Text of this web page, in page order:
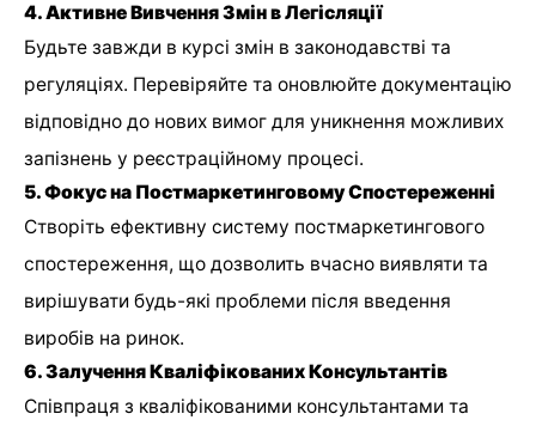
4. Активне Вивчення Змін в Легісляції
Будьте завжди в курсі змін в законодавстві та
регуляціях. Перевіряйте та оновлюйте документацію
відповідно до нових вимог для уникнення можливих
запізнень у реєстраційному процесі.
5. Фокус на Постмаркетинговому Спостереженні
Створіть ефективну систему постмаркетингового
спостереження, що дозволить вчасно виявляти та
вирішувати будь-які проблеми після введення
виробів на ринок.
6. Залучення Кваліфікованих Консультантів
Співпраця з кваліфікованими консультантами та